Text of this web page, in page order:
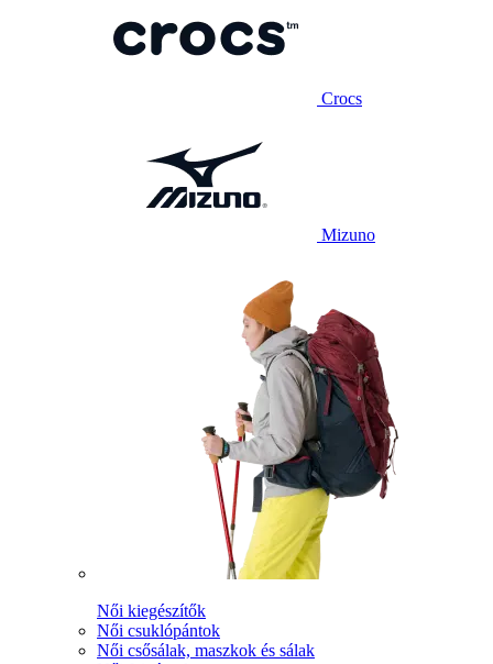
Crocs
Mizuno
Női kiegészítők
Női csuklópántok
Női csősálak, maszkok és sálak